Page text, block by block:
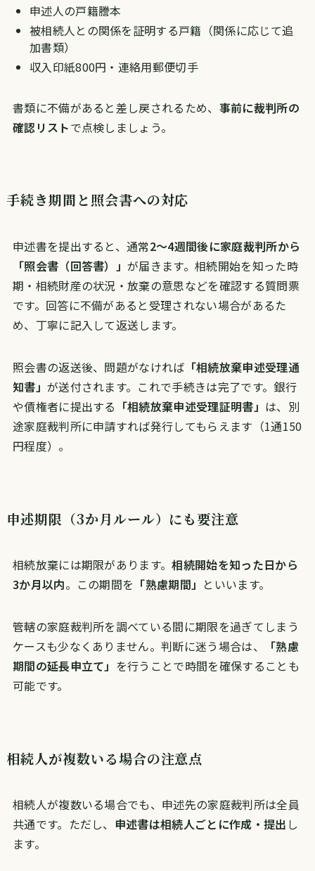
申述人の戸籍謄本
被相続人との関係を証明する戸籍（関係に応じて追
加書類）
収入印紙800円・連絡用郵便切手
書類に不備があると差し戻されるため、 事前に裁判所の
確認リストで点検しましょう。
手続き期間と照会書への対応
申述書を提出すると、通常2〜4週間後に家庭裁判所から
「照会書（回答書）」が届きます。相続開始を知った時
期・相続財産の状況・放棄の意思などを確認する質問票
です。回答に不備があると受理されない場合があるた
め、丁寧に記入して返送します。
照会書の返送後、問題がなければ 「相続放棄申述受理通
知書」 が送付されます。これで手続きは完了です。銀行
や債権者に提出する 「相続放棄申述受理証明書」 は、別
途家庭裁判所に申請すれば発行してもらえます（1通150
円程度）。
申述期限（3か月ルール）にも要注意
相続放棄には期限があります。相続開始を知った日から
3か月以内。この期間を 「熟慮期間」 といいます。
管轄の家庭裁判所を調べている間に期限を過ぎてしまう
ケースも少なくありません。判断に迷う場合は、
「熟慮
期間の延長申立て」 を行うことで時間を確保することも
可能です。
相続人が複数いる場合の注意点
相続人が複数いる場合でも、申述先の家庭裁判所は全員
共通です。ただし、 申述書は相続人ごとに作成・提出 し
ます。